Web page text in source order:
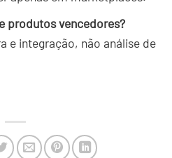
produtos vencedores?
e integração, não análise de